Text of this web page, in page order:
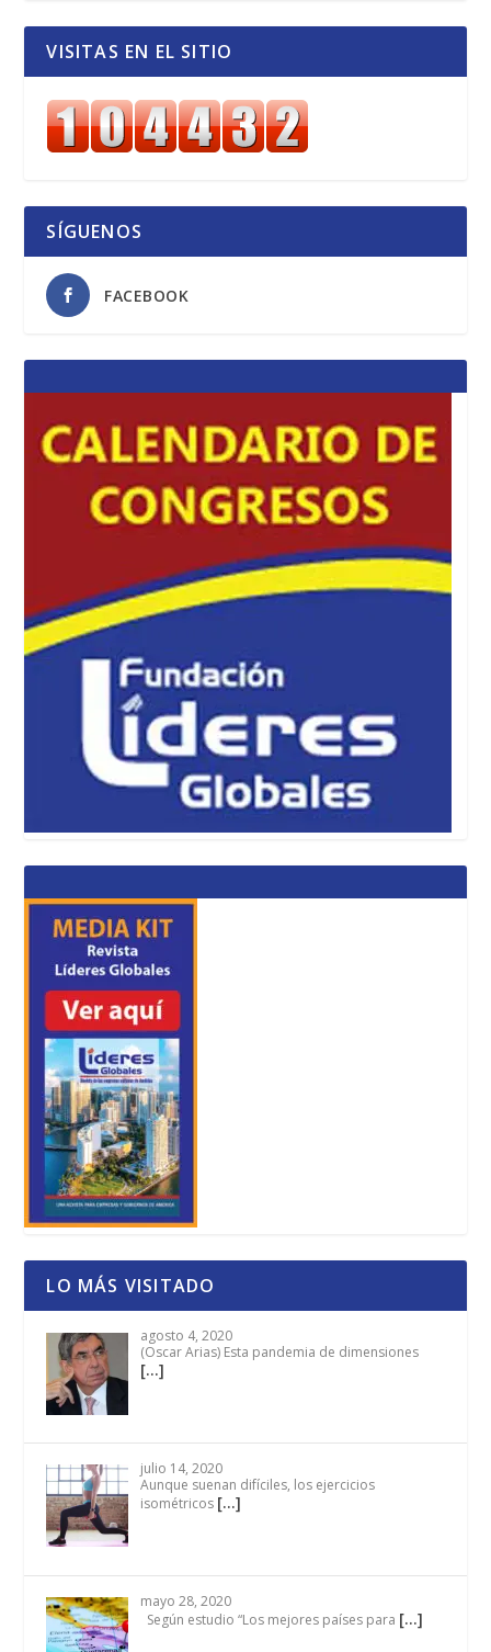
VISITAS EN EL SITIO
SÍGUENOS
FACEBOOK
LO MÁS VISITADO
agosto 4, 2020
(Oscar Arias) Esta pandemia de dimensiones
[…]
julio 14, 2020
Aunque suenan difíciles, los ejercicios
isométricos […]
mayo 28, 2020
Según estudio “Los mejores países para […]